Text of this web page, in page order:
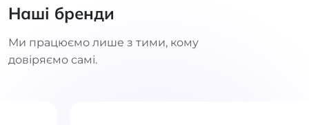
Наші бренди
Ми працюємо лише з тими, кому
довіряємо самі.